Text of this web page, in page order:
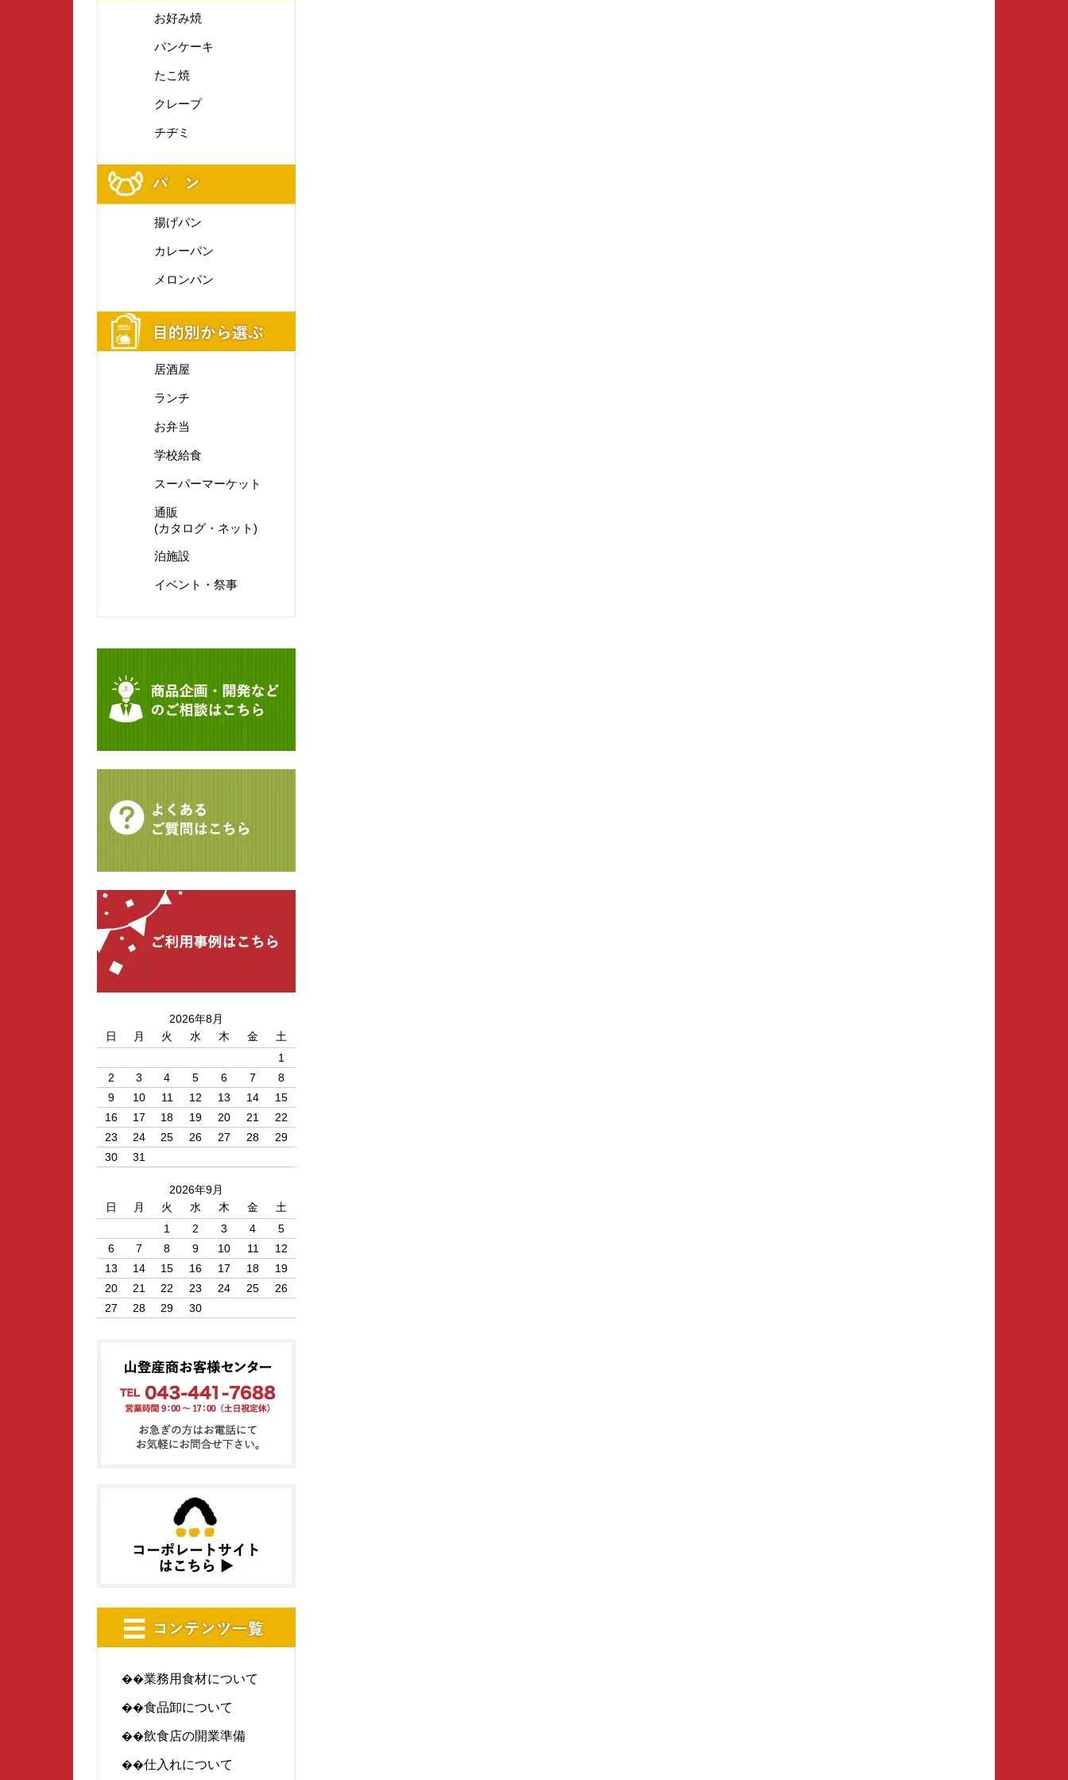
お好み焼
パンケーキ
たこ焼
クレープ
チヂミ
揚げパン
カレーパン
メロンパン
居酒屋
ランチ
お弁当
学校給食
スーパーマーケット
通販
(カタログ・ネット)
泊施設
イベント・祭事
2026年8月
日
月 火 水 木 金
土
1
2
3 4 5 6 7
8
9
10 11 12 13 14
15
16
17 18 19 20 21
22
23
24 25 26 27 28
29
30
31
2026年9月
日
月 火 水 木 金
土
1
2 3 4
5
6
7 8 9 10 11
12
13
14 15 16 17 18
19
20
21 22 23 24 25
26
27
28 29 30
業務用食材について
食品卸について
飲食店の開業準備
仕入れについて